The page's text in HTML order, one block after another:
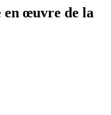
en œuvre de la